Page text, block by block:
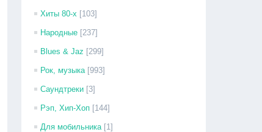
Хиты 80-х [103]
Народные [237]
Blues & Jaz [299]
Рок, музыка [993]
Саундтреки [3]
Рэп, Хип-Хоп [144]
Для мобильника [1]